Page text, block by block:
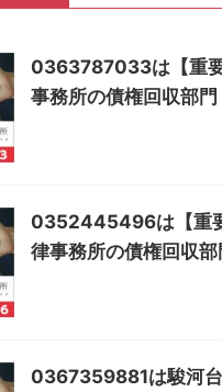
0363787033は【重
事務所の債権回収部門
0352445496は【重
律事務所の債権回収部
0367359881は駿河